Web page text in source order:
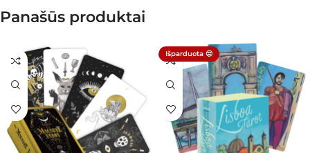
Panašūs produktai
Išparduota 😔